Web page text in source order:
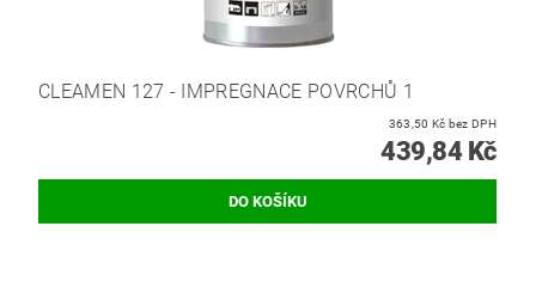
CLEAMEN 127 - IMPREGNACE POVRCHŮ 1
363,50 Kč bez DPH
439,84 Kč